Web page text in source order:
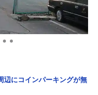
辺にコインパーキングが無